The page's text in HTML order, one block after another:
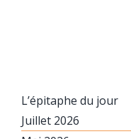
L’épitaphe du jour
Juillet 2026